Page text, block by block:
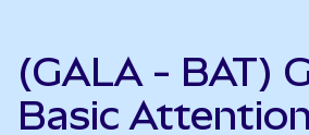
(GALA - BAT)
Basic